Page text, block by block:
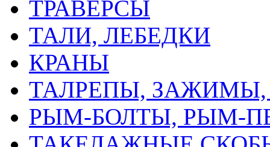
ТРАВЕРСЫ
ТАЛИ, ЛЕБЕДКИ
КРАНЫ
ТАЛРЕПЫ,
РЫМ-БОЛТЫ, РЫМ-